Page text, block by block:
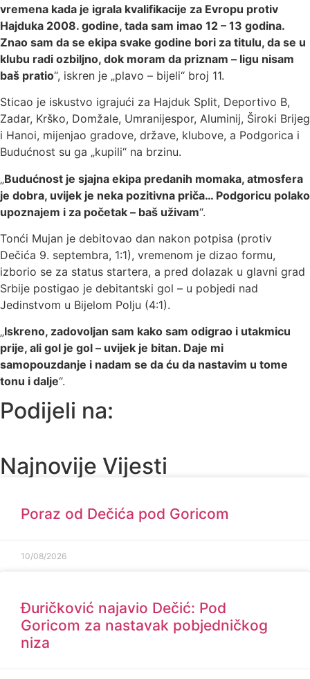
vremena kada je igrala kvalifikacije za Evropu protiv
Hajduka 2008. godine, tada sam imao 12 – 13 godina.
Znao sam da se ekipa svake godine bori za titulu, da se u
klubu radi ozbiljno, dok moram da priznam – ligu nisam
baš pratio“, iskren je „plavo – bijeli“ broj 11.
Sticao je iskustvo igrajući za Hajduk Split, Deportivo B,
Zadar, Krško, Domžale, Umranijespor, Aluminij, Široki Brijeg
i Hanoi, mijenjao gradove, države, klubove, a Podgorica i
Budućnost su ga „kupili“ na brzinu.
„Budućnost je sjajna ekipa predanih momaka, atmosfera
je dobra, uvijek je neka pozitivna priča… Podgoricu polako
upoznajem i za početak – baš uživam“.
Tonći Mujan je debitovao dan nakon potpisa (protiv
Dečića 9. septembra, 1:1), vremenom je dizao formu,
izborio se za status startera, a pred dolazak u glavni grad
Srbije postigao je debitantski gol – u pobjedi nad
Jedinstvom u Bijelom Polju (4:1).
„Iskreno, zadovoljan sam kako sam odigrao i utakmicu
prije, ali gol je gol – uvijek je bitan. Daje mi
samopouzdanje i nadam se da ću da nastavim u tome
tonu i dalje“.
Podijeli na:
Najnovije Vijesti
Poraz od Dečića pod Goricom
10/08/2026
Đuričković najavio Dečić: Pod
Goricom za nastavak pobjedničkog
niza